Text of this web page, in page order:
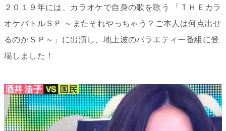
２０１９年には、カラオケで自身の歌を歌う
「ＴＨＥカラ
オケバトルＳＰ ～またそれやっちゃう？ご本人は何点出せ
るのかＳＰ～」に出演し、地上波のバラエティー番組に登
場しました！